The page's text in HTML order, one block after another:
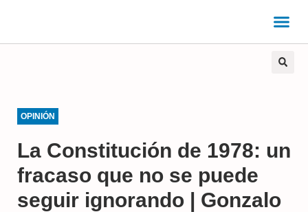
OPINIÓN
La Constitución de 1978: un
fracaso que no se puede
seguir ignorando | Gonzalo